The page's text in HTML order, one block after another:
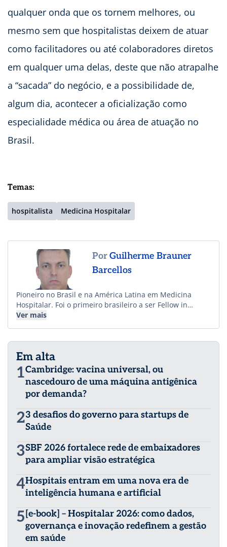
qualquer onda que os tornem melhores, ou
mesmo sem que hospitalistas deixem de atuar
como facilitadores ou até colaboradores diretos
em qualquer uma delas, deste que não atrapalhe
a “sacada” do negócio, e a possibilidade de,
algum dia, acontecer a oficialização como
especialidade médica ou área de atuação no
Brasil.
Temas:
hospitalista Medicina Hospitalar
PorGuilherme Brauner
Barcellos
Pioneiro no Brasil e na América Latina em Medicina
Hospitalar. Foi o primeiro brasileiro a ser Fellow in
Hospital Medicine e o primeiro profissional que não
Ver mais
Em alta
1Cambridge: vacina universal, ou
nascedouro de uma máquina antigênica
por demanda?
23 desafios do governo para startups de
Saúde
3SBF 2026 fortalece rede de embaixadores
para ampliar visão estratégica
4Hospitais entram em uma nova era de
inteligência humana e artificial
5 [e-book] – Hospitalar 2026: como dados,
governança e inovação redefinem a gestão
em saúde